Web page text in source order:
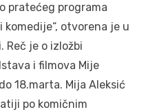
pratećeg programa
otvorena je u
je o izložbi
i filmova Mije
18.marta. Mija Aleksić
po komičnim